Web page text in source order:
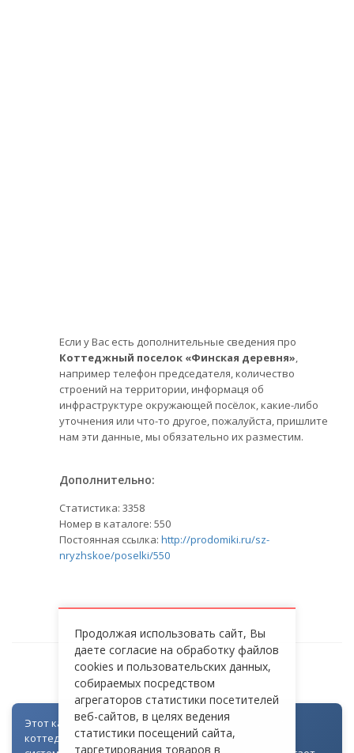
Если у Вас есть дополнительные сведения про
Коттеджный поселок «Финская деревня»,
например телефон председателя, количество
строений на территории, информаця об
инфраструктуре окружающей посёлок, какие-либо
уточнения или что-то другое, пожалуйста, пришлите
нам эти данные, мы обязательно их разместим.
Дополнительно:
Статистика: 3358
Номер в каталоге: 550
Постоянная ссылка: http://prodomiki.ru/sz-
nryzhskoe/poselki/550
ФИНСКАЯ ДЕРЕВНЯ
Этот каталог создан как часть цифровой экосистемы
коттеджных посёлков: для всех объектов доступна
Продолжая использовать сайт, Вы
даете согласие на обработку файлов
cookies и пользовательских данных,
собираемых посредством
агрегаторов статистики посетителей
веб-сайтов, в целях ведения
статистики посещений сайта,
таргетирования товаров в